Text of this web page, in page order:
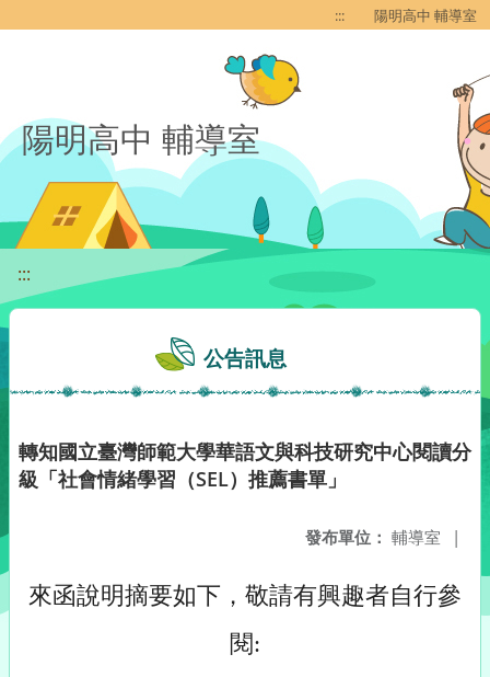
::: 陽明高中 輔導室
陽明高中 輔導室
:::
公告訊息
轉知國立臺灣師範大學華語文與科技研究中心閱讀分
級「社會情緒學習（SEL）推薦書單」
發布單位： 輔導室 |
來函說明摘要如下，敬請有興趣者自行參
閱: